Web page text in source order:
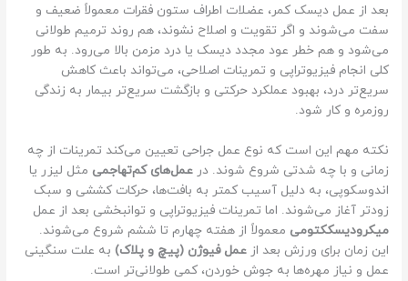
ع
ا
ی
ت
ک
ا
ت
ز
ی
ر
ب
ر
بعد از عمل دیسک کمر، عضلات اطراف ستون فقرات معمولاً ضعیف و
سفت می‌شوند و اگر تقویت و اصلاح نشوند، هم روند ترمیم طولانی
می‌شود و هم خطر عود مجدد دیسک یا درد مزمن بالا می‌رود. به طور
کلی انجام فیزیوتراپی و تمرینات اصلاحی، می‌تواند باعث کاهش
سریع‌تر درد، بهبود عملکرد حرکتی و بازگشت سریع‌تر بیمار به زندگی
روزمره و کار شود.
نکته مهم این است که نوع عمل جراحی تعیین می‌کند تمرینات از چه
زمانی و با چه شدتی شروع شوند. درعمل‌های کم‌تهاجمی مثل لیزر یا
اندوسکوپی، به دلیل آسیب کمتر به بافت‌ها، حرکات کششی و سبک
زودتر آغاز می‌شوند. اما تمرینات فیزیوتراپی و توانبخشی بعد از عمل
میکرودیسککتومی معمولاً از هفته چهارم تا ششم شروع می‌شوند.
این زمان برای ورزش بعد ازعمل فیوژن (پیچ و پلاک) به علت سنگینی
عمل و نیاز مهره‌ها به جوش خوردن، کمی طولانی‌تر است.